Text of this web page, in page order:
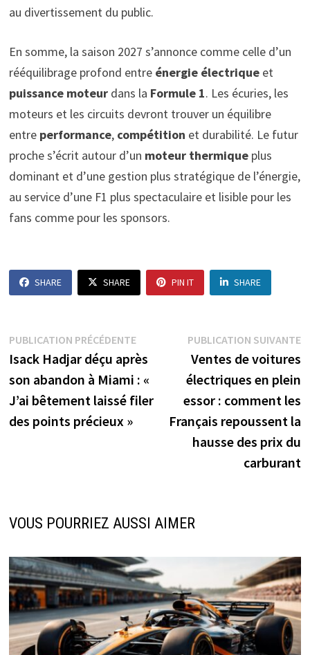
au divertissement du public.
En somme, la saison 2027 s’annonce comme celle d’un
rééquilibrage profond entre énergie électriqueet
puissance moteurdans la Formule 1. Les écuries, les
moteurs et les circuits devront trouver un équilibre
entre performance, compétition et durabilité. Le futur
proche s’écrit autour d’un moteur thermiqueplus
dominant et d’une gestion plus stratégique de l’énergie,
au service d’une F1 plus spectaculaire et lisible pour les
fans comme pour les sponsors.
SHARE SHARE PIN IT SHARE
Navigation
de
l’article
PUBLICATION PRÉCÉDENTEPublication
précédente :
Isack Hadjar déçu après
son abandon à Miami : «
J’ai bêtement laissé filer
des points précieux »
PUBLICATION SUIVANTE
Ventes de voitures
électriques en plein
essor : comment les
Français repoussent la
hausse des prix du
carburant
VOUS POURRIEZ AUSSI AIMER